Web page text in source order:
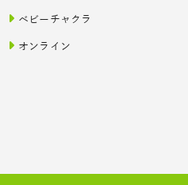
ベビーチャクラ
オンライン